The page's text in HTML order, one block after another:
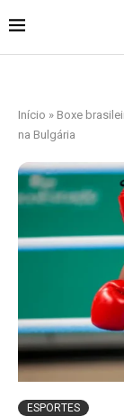
Início » Boxe
na Bulgária
ESPORTES